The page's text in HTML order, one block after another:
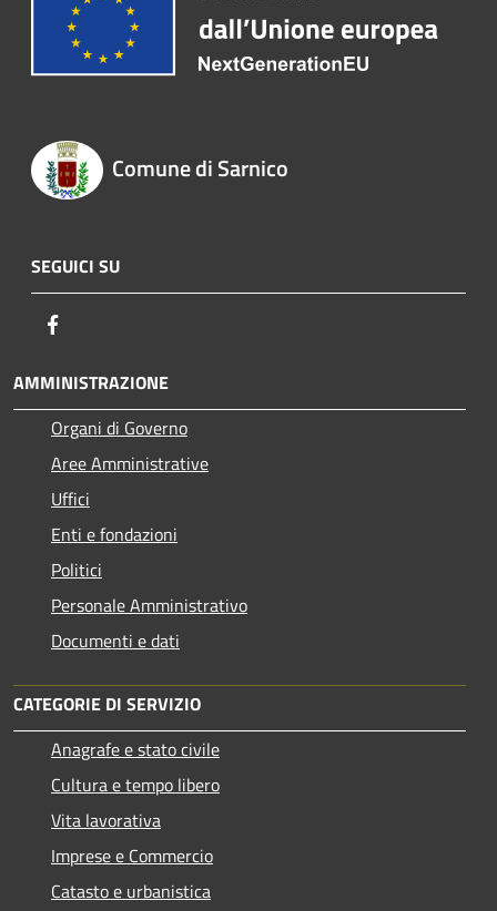
Comune di Sarnico
SEGUICI SU
AMMINISTRAZIONE
Organi di Governo
Aree Amministrative
Uffici
Enti e fondazioni
Politici
Personale Amministrativo
Documenti e dati
CATEGORIE DI SERVIZIO
Anagrafe e stato civile
Cultura e tempo libero
Vita lavorativa
Imprese e Commercio
Catasto e urbanistica